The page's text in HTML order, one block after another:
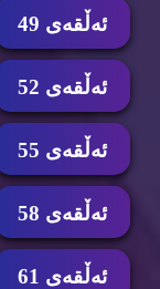
ئه‌ڵقه‌ی 49
ئه‌ڵقه‌ی 52
ئه‌ڵقه‌ی 55
ئه‌ڵقه‌ی 58
ئه‌ڵقه‌ی 61